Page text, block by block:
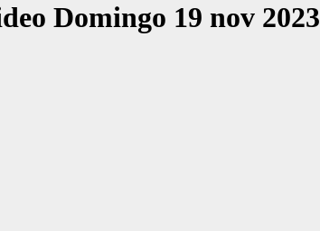
Domingo 19 nov 2023